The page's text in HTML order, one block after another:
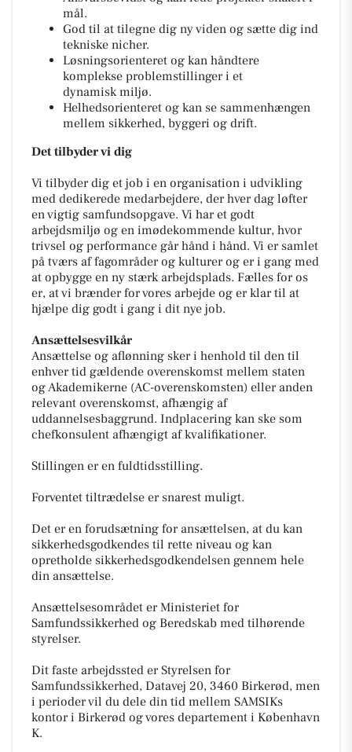
mål.
God til at tilegne dig ny viden og sætte dig ind
tekniske nicher.
Løsningsorienteret og kan håndtere
komplekse problemstillinger i et
dynamisk miljø.
Helhedsorienteret og kan se sammenhængen
mellem sikkerhed, byggeri og drift.
Det tilbyder vi dig
Vi tilbyder dig et job i en organisation i udvikling
med dedikerede medarbejdere, der hver dag løfter
en vigtig samfundsopgave. Vi har et godt
arbejdsmiljø og en imødekommende kultur, hvor
trivsel og performance går hånd i hånd. Vi er samlet
på tværs af fagområder og kulturer og er i gang med
at opbygge en ny stærk arbejdsplads. Fælles for os
er, at vi brænder for vores arbejde og er klar til at
hjælpe dig godt i gang i dit nye job.
Ansættelsesvilkår
Ansættelse og aflønning sker i henhold til den til
enhver tid gældende overenskomst mellem staten
og Akademikerne (AC-overenskomsten) eller anden
relevant overenskomst, afhængig af
uddannelsesbaggrund. Indplacering kan ske som
chefkonsulent afhængigt af kvalifikationer.
Stillingen er en fuldtidsstilling.
Forventet tiltrædelse er snarest muligt.
Det er en forudsætning for ansættelsen, at du kan
sikkerhedsgodkendes til rette niveau og kan
opretholde sikkerhedsgodkendelsen gennem hele
din ansættelse.
Ansættelsesområdet er Ministeriet for
Samfundssikkerhed og Beredskab med tilhørende
styrelser.
Dit faste arbejdssted er Styrelsen for
Samfundssikkerhed, Datavej 20, 3460 Birkerød, men
i perioder vil du dele din tid mellem SAMSIKs
kontor i Birkerød og vores departement i København
K.